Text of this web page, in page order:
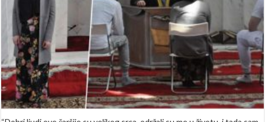
najtežim
trenucima
života
uvidjela
sam
ljepotu
ove
vjere”